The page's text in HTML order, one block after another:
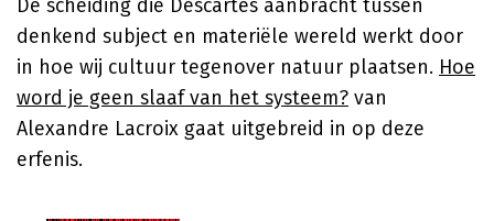
De scheiding die Descartes aanbracht tussen
denkend subject en materiële wereld werkt door
in hoe wij cultuur tegenover natuur plaatsen. Hoe
word je geen slaaf van het systeem? van
Alexandre Lacroix gaat uitgebreid in op deze
erfenis.